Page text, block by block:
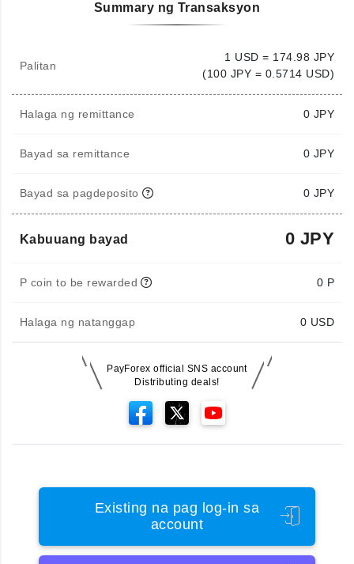
Summary ng Transaksyon
Palitan
1 USD = 174.98 JPY
(100 JPY = 0.5714 USD)
Halaga ng remittance 0 JPY
Bayad sa remittance 0 JPY
Bayad sa pagdeposito 0 JPY
Kabuuang bayad 0 JPY
P coin to be rewarded 0 P
Halaga ng natanggap 0 USD
PayForex official SNS account
Distributing deals!
Existing na pag log-in sa
account